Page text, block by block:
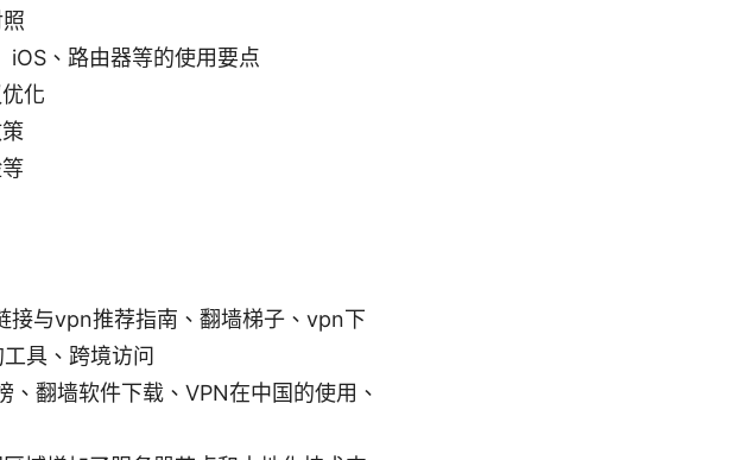
、路由器等的使用要点
化
接与vpn推荐指南、翻墙梯子、vpn下
具、跨境访问
翻墙软件下载、VPN在中国的使用、